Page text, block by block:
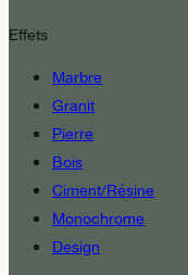
Effets
Marbre
Granit
Pierre
Bois
Ciment/Résine
Monochrome
Design